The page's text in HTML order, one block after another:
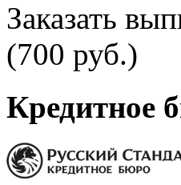
Заказать
(700 руб.)
Кредитное